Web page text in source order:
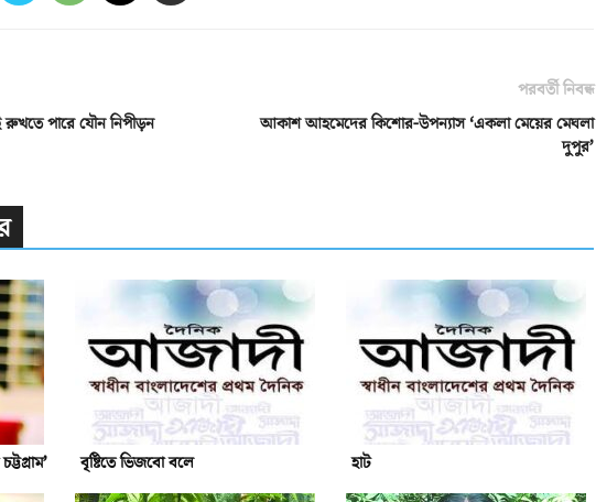
পারে যৌন নিপীড়ন
পরবর্তী নিবন্ধ
আকাশ আহমেদের কিশোর-উপন্যাস ‘একলা মেয়ের মেঘলা
দুপুর’
বৃষ্টিতে ভিজবো বলে হাট